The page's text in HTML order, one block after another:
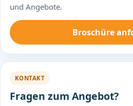
und Angebote.
Broschüre
KONTAKT
Fragen zum Angebot?